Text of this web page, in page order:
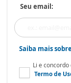
Seu email:
Saiba mais
Li e concordo
Termo de